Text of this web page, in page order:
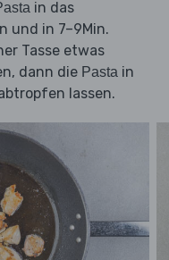
in das
und in 7–9Min.
Tasse etwas
dann die Pasta in
lassen.